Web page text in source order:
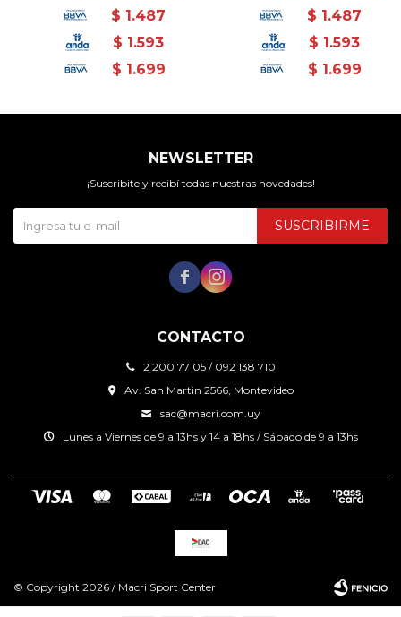
$ 1.487
$ 1.593
$ 1.699
$ 1.487
$ 1.593
$ 1.699
CONTACTO
2 200 77 05 / 092 138 710
Av. San Martin 2566, Montevideo
sac@macri.com.uy
Lunes a Viernes de 9 a 13hs y 14 a 18hs / Sábado de 9 a 13hs
NEWSLETTER
¡Suscribite y recibí todas nuestras novedades!
SUSCRIBIRME
 
© Copyright 2026 / Macri Sport Center